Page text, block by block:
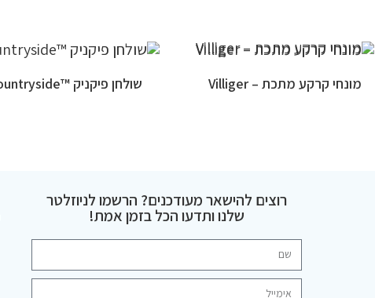
מונחי קרקע מתכת – Villiger שולחן פיקניק ™Junior Countryside
רוצים להישאר מעודכנים? הרשמו לניוזלטר
שלנו ותדעו הכל בזמן אמת!